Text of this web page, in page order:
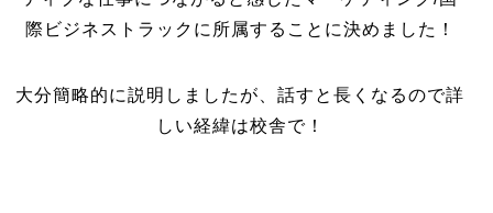
際ビジネストラックに所属することに決めました！
大分簡略的に説明しましたが、話すと長くなるので詳
しい経緯は校舎で！